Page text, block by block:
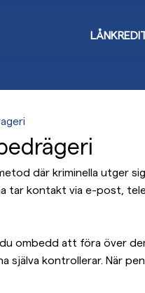
LÅN
där kriminella utger
tar kontakt via e-post,
ombedd att föra över
själva kontrollerar. När